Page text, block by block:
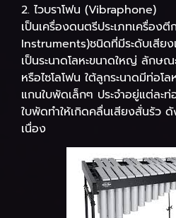
2. ไวบราโฟน (Vibraphone)
เป็นเครื่องดนตรีประเภทเครื่อง
Instruments)ชนิดที่มีระดับเสี
เป็นระนาดโลหะขนาดใหญ่ ลักษ
หรือไซโลโฟน ใต้ลูกระนาดมีท่อโ
แกนใบพัดเล็กๆ ประจำอยู่แต่ละท่
ใบพัดทำให้เกิดคลื่นเสียงสั่นรัว
เนื่อง